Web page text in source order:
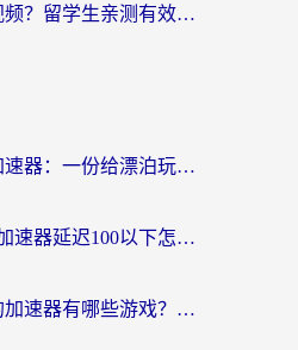
海外怎么看优酷视频？留学生亲测有效的回国加速器选择指南
海外玩失落城堡加速器：一份给漂泊玩家的网络自救指南
新大话西游2国外加速器延迟100以下怎么办？海外党实测有效的低延迟指南
国外打古今江湖的加速器有哪些游戏？一个海外玩家的终极选择指南